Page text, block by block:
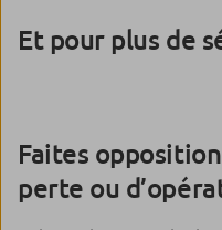
Et pour plus de
Faites
perte ou